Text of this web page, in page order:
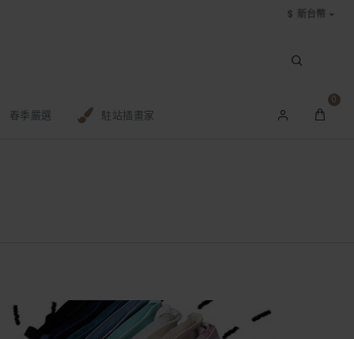
$ 新台幣
春季嚴選 駐站插畫家
0